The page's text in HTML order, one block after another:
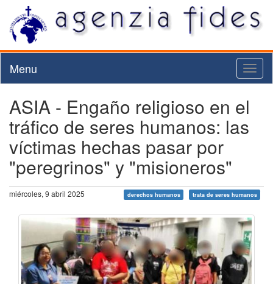
Menu
ASIA - Engaño religioso en el
tráfico de seres humanos: las
víctimas hechas pasar por
"peregrinos" y "misioneros"
miércoles, 9 abril 2025 derechos humanos trata de seres humanos